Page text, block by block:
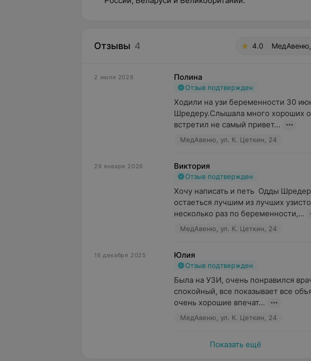
Отзывы 4 4.0 МедАвеню,
2 июля 2026 Полина
Отзыв подтвержден
Ходили на узи беременности 30
Шредеру.Слышала много хороших
встретил не самый привет...
МедАвеню, ул. К. Цеткин, 24
26 января 2026 Виктория
Отзыв подтвержден
Хочу написать и петь  Одды
остаеться лучшим из лучших
несколько раз по беременности,...
МедАвеню, ул. К. Цеткин, 24
16 декабря 2025 Юлия
Отзыв подтвержден
Была на УЗИ, очень понравился
спокойный, все показывает все
очень хорошие впечат...
МедАвеню, ул. К. Цеткин, 24
Показать ещё